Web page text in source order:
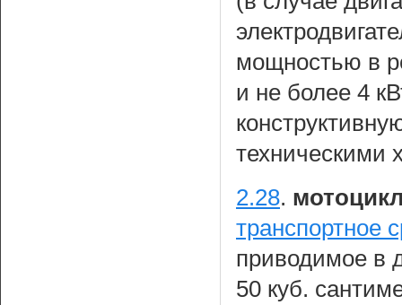
мощностью в
и не более 4
техническими
2.28.
транспортное
приводимое в
50 куб.